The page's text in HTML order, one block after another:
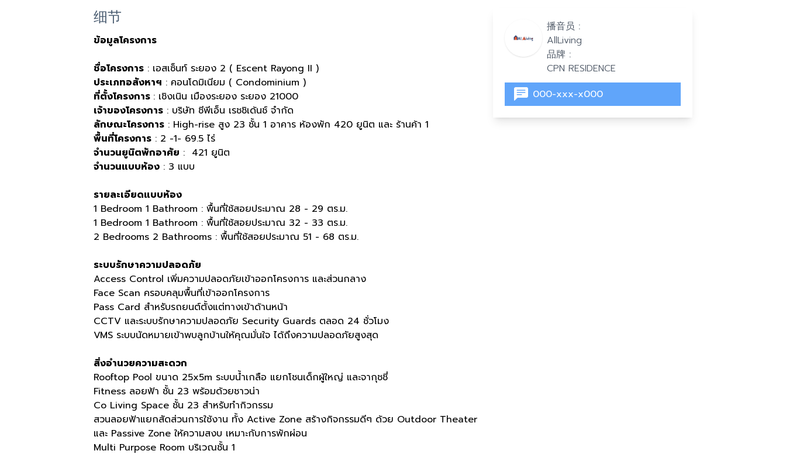
细节
ข้อมูลโครงการ
ชื่อโครงการ : เอสเซ็นท์ ระยอง 2 ( Escent Rayong II )
ประเภทอสังหาฯ : คอนโดมิเนียม ( Condominium )
ที่ตั้งโครงการ : เชิงเนิน เมืองระยอง ระยอง 21000
เจ้าของโครงการ : บริษัท ชีพีเอ็น เรชชิเด้นช์ จำกัด
ลักษณะโครงการ : High-rise สูง 23 ชั้น 1 อาคาร ห้องพัก 420 ยูนิต และ ร้านค้า 1
พื้นที่โครงการ : 2 -1- 69.5 ไร่
จำนวนยูนิตพักอาศัย : 421 ยูนิต
จำนวนแบบห้อง : 3 แบบ
รายละเอียดแบบห้อง
1 Bedroom 1 Bathroom : พื้นที่ใช้สอยประมาณ 28 - 29 ตร.ม.
1 Bedroom 1 Bathroom : พื้นที่ใช้สอยประมาณ 32 - 33 ตร.ม.
2 Bedrooms 2 Bathrooms : พื้นที่ใช้สอยประมาณ 51 - 68 ตร.ม.
ระบบรักษาความปลอดภัย
Access Control เพิ่มความปลอดภัยเข้าออกโครงการ และส่วนกลาง
Face Scan ครอบคลุมพื้นที่เข้าออกโครงการ
Pass Card สำหรับรถยนต์ตั้งแต่ทางเข้าด้านหน้า
CCTV และระบบรักษาความปลอดภัย Security Guards ตลอด 24 ชั่วโมง
VMS ระบบนัดหมายเข้าพบลูกบ้านให้คุณมั่นใจ ได้ถึงความปลอดภัยสูงสุด
สิ่งอำนวยความสะดวก
Rooftop Pool ขนาด 25x5m ระบบน้ำเกลือ แยกโชนเด็กผู้ใหญ่ และจากุชชี่
Fitness ลอยฟ้า ชั้น 23 พร้อมด้วยชาวน่า
Co Living Space ชั้น 23 สำหรับทำกิวกรรม
สวนลอยฟ้าแยกสัดส่วนการใช้งาน ทั้ง Active Zone สร้างกิจกรรมดีๆ ด้วย Outdoor Theater
และ Passive Zone ให้ความสงบ เหมาะกับการพักผ่อน
Multi Purpose Room บริเวณชั้น 1
播音员 :
AllLiving
品牌 :
CPN RESIDENCE
000-xxx-x000